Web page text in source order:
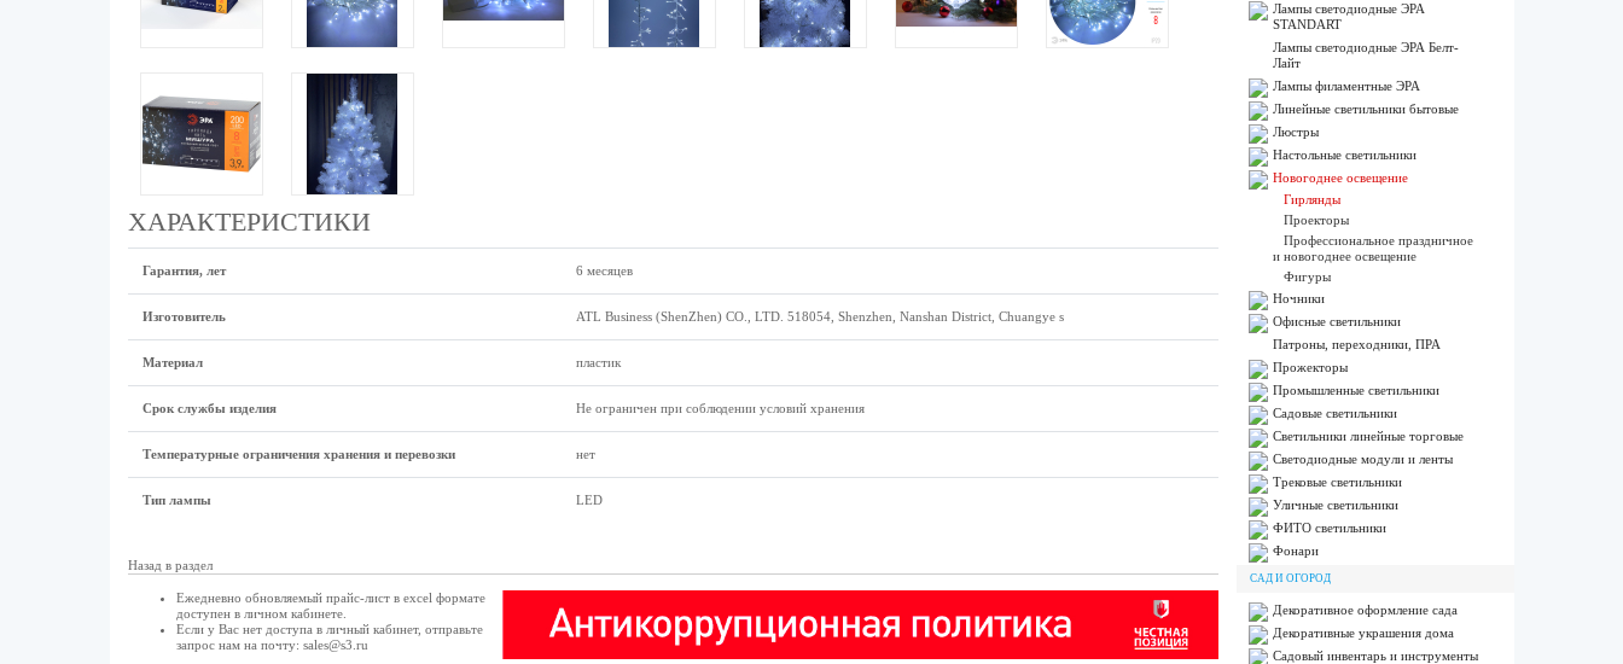
ХАРАКТЕРИСТИКИ
Гарантия, лет 6 месяцев
Изготовитель ATL Business (ShenZhen) CO., LTD. 518054, Shenzhen, Nanshan District, Chuangye s
Материал пластик
Срок службы изделия Не ограничен при соблюдении условий хранения
Температурные ограничения хранения и перевозки нет
Тип лампы LED
Назад в раздел
Ежедневно обновляемый прайс-лист в excel формате
доступен в личном кабинете.
Если у Вас нет доступа в личный кабинет, отправьте
запрос нам на почту: sales@s3.ru
Лампы светодиодные ЭРА
STANDART
Лампы светодиодные ЭРА Белт-
Лайт
Лампы филаментные ЭРА
Линейные светильники бытовые
Люстры
Настольные светильники
Новогоднее освещение
Гирлянды
Проекторы
Профессиональное праздничное
и новогоднее освещение
Фигуры
Ночники
Офисные светильники
Патроны, переходники, ПРА
Прожекторы
Промышленные светильники
Садовые светильники
Светильники линейные торговые
Светодиодные модули и ленты
Трековые светильники
Уличные светильники
ФИТО светильники
Фонари
САД И ОГОРОД
Декоративное оформление сада
Декоративные украшения дома
Садовый инвентарь и инструменты